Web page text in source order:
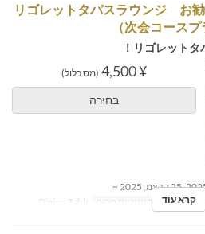
リゴレットタパスラウンジ お
次会コースプ
リゴレットタ
¥ 4,500 (מס כלול)
בחירה
6 ~ קטגוריית מקום קרא עוד